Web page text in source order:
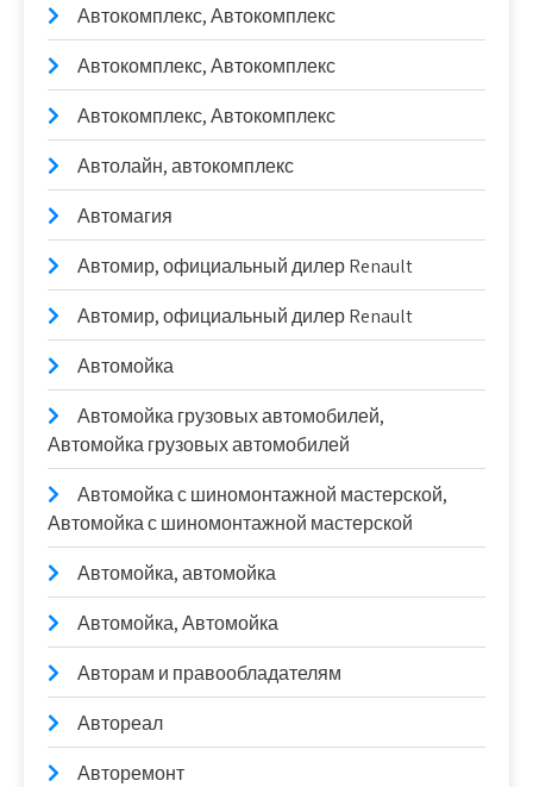
Автокомплекс, Автокомплекс
Автокомплекс, Автокомплекс
Автокомплекс, Автокомплекс
Автолайн, автокомплекс
Автомагия
Автомир, официальный дилер Renault
Автомир, официальный дилер Renault
Автомойка
Автомойка грузовых автомобилей,
Автомойка грузовых автомобилей
Автомойка с шиномонтажной мастерской,
Автомойка с шиномонтажной мастерской
Автомойка, автомойка
Автомойка, Автомойка
Авторам и правообладателям
Автореал
Авторемонт